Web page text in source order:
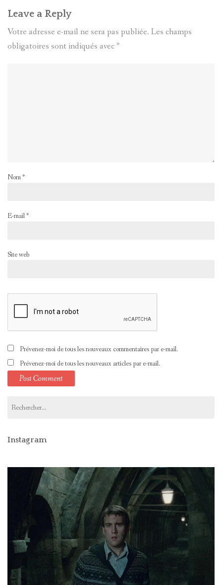
Leave a Reply
Votre adresse e-mail ne sera pas publiée. Les champs
obligatoires sont indiqués avec*
Nom*
E-mail*
Site web
Prévenez-moi de tous les nouveaux commentaires par e-mail.
Prévenez-moi de tous les nouveaux articles par e-mail.
Instagram